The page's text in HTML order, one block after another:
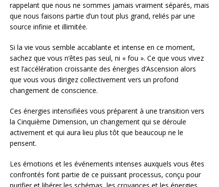
rappelant que nous ne sommes jamais vraiment séparés, mais
que nous faisons partie d’un tout plus grand, reliés par une
source infinie et illimitée.
Si la vie vous semble accablante et intense en ce moment,
sachez que vous n’êtes pas seul, ni « fou ». Ce que vous vivez
est l’accélération croissante des énergies d’Ascension alors
que vous vous dirigez collectivement vers un profond
changement de conscience.
Ces énergies intensifiées vous préparent à une transition vers
la Cinquième Dimension, un changement qui se déroule
activement et qui aura lieu plus tôt que beaucoup ne le
pensent.
Les émotions et les événements intenses auxquels vous êtes
confrontés font partie de ce puissant processus, conçu pour